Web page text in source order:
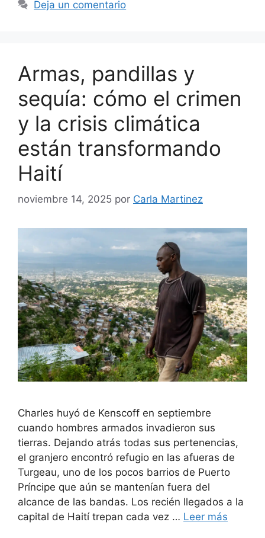
Deja un comentario
Armas, pandillas y
sequía: cómo el crimen
y la crisis climática
están transformando
Haití
noviembre 14, 2025 por Carla Martinez
Charles huyó de Kenscoff en septiembre
cuando hombres armados invadieron sus
tierras. Dejando atrás todas sus pertenencias,
el granjero encontró refugio en las afueras de
Turgeau, uno de los pocos barrios de Puerto
Príncipe que aún se mantenían fuera del
alcance de las bandas. Los recién llegados a la
capital de Haití trepan cada vez … Leer más